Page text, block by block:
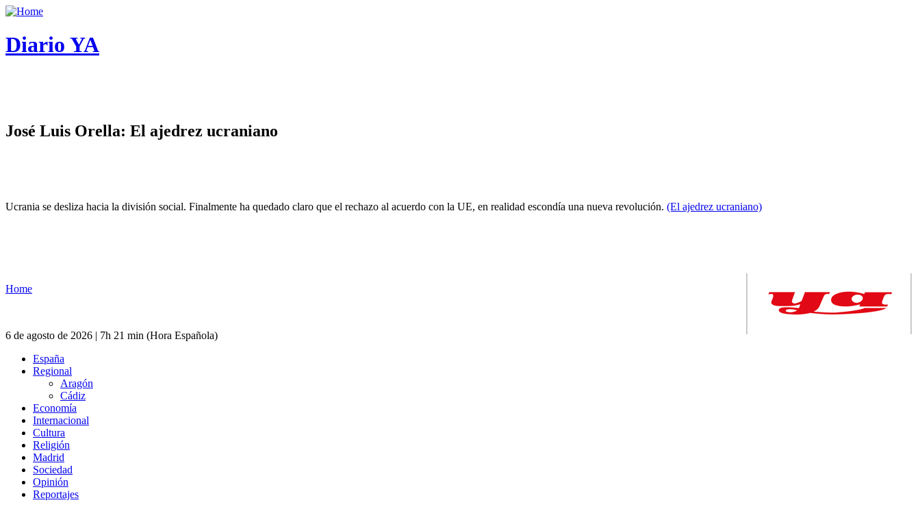
Diario YA
José Luis Orella: El ajedrez ucraniano
Ucrania se desliza hacia la división social. Finalmente ha quedado claro que el rechazo al acuerdo con la UE, en realidad escondía una nueva revolución. (El ajedrez ucraniano)
Home
6 de agosto de 2026 | 7h 21 min (Hora Española)
España
Regional
Aragón
Cádiz
Economía
Internacional
Cultura
Religión
Madrid
Sociedad
Opinión
Reportajes